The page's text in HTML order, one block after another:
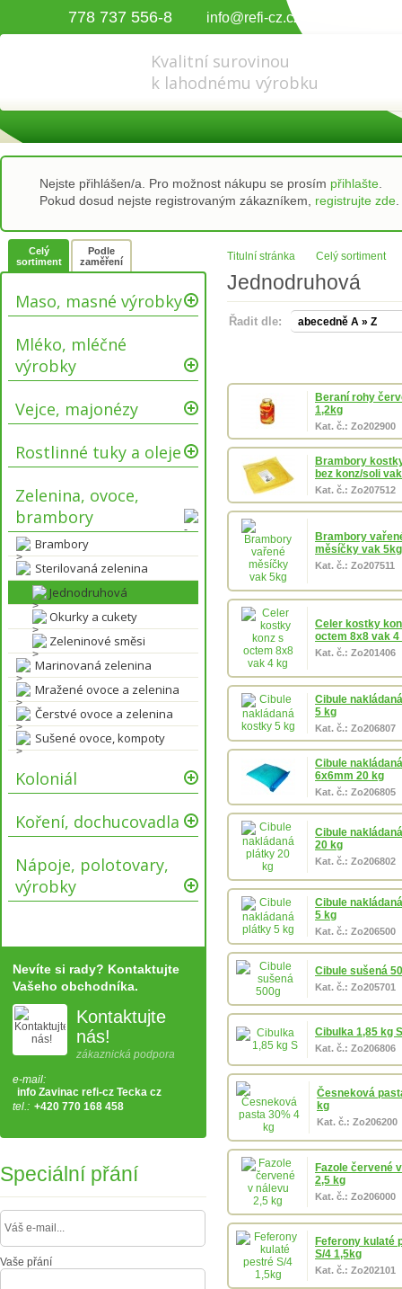
Kvalitní surovinou
k lahodnému výrobku
Nejste přihlášen/a. Pro možnost nákupu se prosím přihlašte
Pokud dosud nejste registrovaným zákazníkem, registrujte zde
Titulní stránka Celý sortiment
Jednodruhová
Řadit dle:
Beraní rohy
1,2kg
Kat. č.: Zo202900
Brambory
bez konz/soli
Kat. č.: Zo207512
Brambory
měsíčky vak 5kg
Kat. č.: Zo207511
Celer kostky
octem 8x8 vak 4
Kat. č.: Zo201406
Cibule
5 kg
Kat. č.: Zo206807
Cibule
6x6mm 20 kg
Kat. č.: Zo206805
Cibule
20 kg
Kat. č.: Zo206802
Cibule
5 kg
Kat. č.: Zo206500
Cibule sušená
Kat. č.: Zo205701
Cibulka 1,85 kg S
Kat. č.: Zo206806
Česneková
kg
Kat. č.: Zo206200
Fazole červené
2,5 kg
Kat. č.: Zo206000
Feferony kulaté
S/4 1,5kg
Kat. č.: Zo202101
Celý
sortiment
Podle
zaměření
Maso, masné výrobky
Mléko, mléčné
výrobky
Vejce, majonézy
Rostlinné tuky a oleje
Zelenina, ovoce,
brambory
Brambory
Sterilovaná zelenina
Jednodruhová
Okurky a cukety
Zeleninové směsi
Marinovaná zelenina
Mražené ovoce a zelenina
Čerstvé ovoce a zelenina
Sušené ovoce, kompoty
Koloniál
Koření, dochucovadla
Nápoje, polotovary,
výrobky
Nevíte si rady? Kontaktujte
Vašeho obchodníka.
Kontaktujte
nás!
zákaznická podpora
e-mail:
info Zavinac refi-cz Tecka cz
tel.: +420 770 168 458
Speciální přání
Vaše přání
778 737 556-8 info@refi-cz.cz